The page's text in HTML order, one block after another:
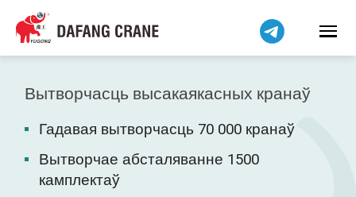
Вытворчасць высакаякасных кранаў
Гадавая вытворчасць 70 000 кранаў
Вытворчае абсталяванне 1500
камплектаў
हिन्दी
Bahasa Indonesia
Bahasa Melayu
Tiếng Việt
বাংলা
فارسی
Pilipino